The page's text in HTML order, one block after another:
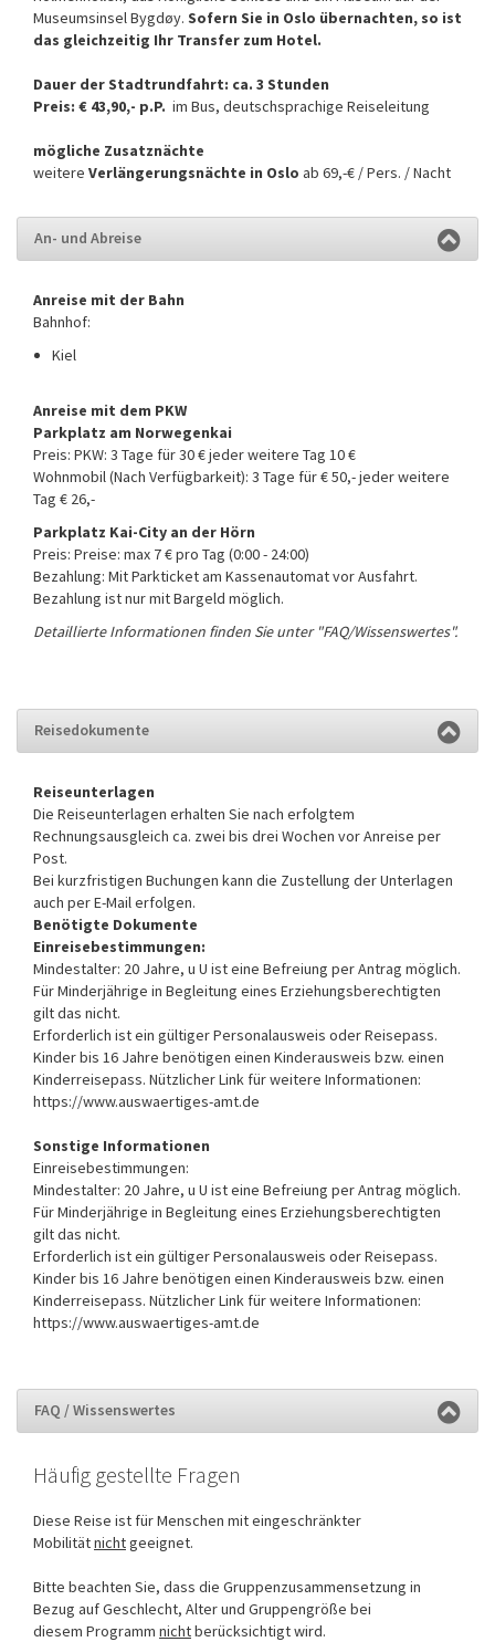
Museumsinsel Bygdøy. Sofern Sie in Oslo übernachten, so ist
das gleichzeitig Ihr Transfer zum Hotel.
Dauer der Stadtrundfahrt: ca. 3 Stunden
Preis: € 43,90,- p.P. im Bus, deutschsprachige Reiseleitung
mögliche Zusatznächte
weitere Verlängerungsnächte in Oslo ab 69,-€ / Pers. / Nacht
An- und Abreise
Anreise mit der Bahn
Bahnhof:
Kiel
Anreise mit dem PKW
Parkplatz am Norwegenkai
Preis: PKW: 3 Tage für 30 € jeder weitere Tag 10 €
Wohnmobil (Nach Verfügbarkeit): 3 Tage für € 50,- jeder weitere
Tag € 26,-
Parkplatz Kai-City an der Hörn
Preis: Preise: max 7 € pro Tag (0:00 - 24:00)
Bezahlung: Mit Parkticket am Kassenautomat vor Ausfahrt.
Bezahlung ist nur mit Bargeld möglich.
Detaillierte Informationen finden Sie unter "FAQ/Wissenswertes".
Reisedokumente
Reiseunterlagen
Die Reiseunterlagen erhalten Sie nach erfolgtem
Rechnungsausgleich ca. zwei bis drei Wochen vor Anreise per
Post.
Bei kurzfristigen Buchungen kann die Zustellung der Unterlagen
auch per E-Mail erfolgen.
Benötigte Dokumente
Einreisebestimmungen:
Mindestalter: 20 Jahre, u U ist eine Befreiung per Antrag möglich.
Für Minderjährige in Begleitung eines Erziehungsberechtigten
gilt das nicht.
Erforderlich ist ein gültiger Personalausweis oder Reisepass.
Kinder bis 16 Jahre benötigen einen Kinderausweis bzw. einen
Kinderreisepass. Nützlicher Link für weitere Informationen:
https://www.auswaertiges-amt.de
Sonstige Informationen
Einreisebestimmungen:
Mindestalter: 20 Jahre, u U ist eine Befreiung per Antrag möglich.
Für Minderjährige in Begleitung eines Erziehungsberechtigten
gilt das nicht.
Erforderlich ist ein gültiger Personalausweis oder Reisepass.
Kinder bis 16 Jahre benötigen einen Kinderausweis bzw. einen
Kinderreisepass. Nützlicher Link für weitere Informationen:
https://www.auswaertiges-amt.de
FAQ / Wissenswertes
Häufig gestellte Fragen
Diese Reise ist für Menschen mit eingeschränkter
Mobilitätnichtgeeignet.
Bitte beachten Sie, dass die Gruppenzusammensetzung in
Bezug auf Geschlecht, Alter und Gruppengröße bei
diesem Programm nichtberücksichtigt wird.